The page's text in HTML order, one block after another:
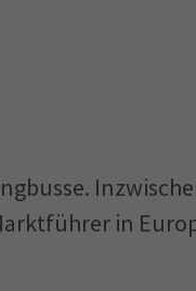
in